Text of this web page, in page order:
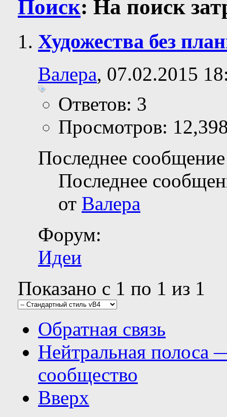
Поиск: На поиск
Художества без
Валера, 07.02.2015
Ответов: 3
Просмотров:
Последнее
Последнее
от Валера
Форум:
Идеи
Показано с 1 по 1 из 1
Обратная связь
Нейтральная полоса
сообщество
Вверх